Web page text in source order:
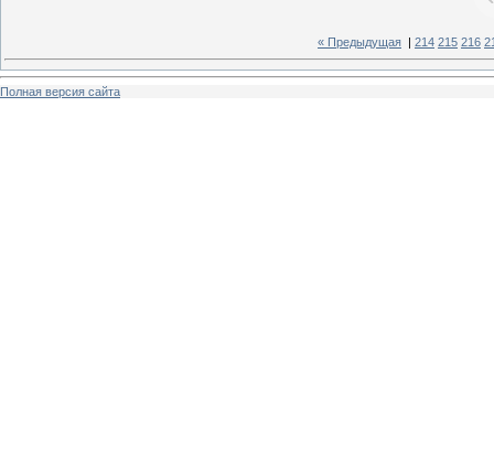
« Предыдущая 214 215 216
Полная версия сайта